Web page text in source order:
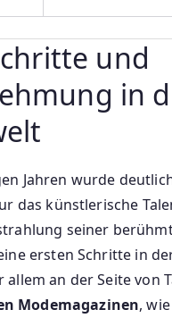
und
in
Jahren wurde
das künstlerische
seiner
ersten Schritte in
allem an der Seite von
Modemagazinen,